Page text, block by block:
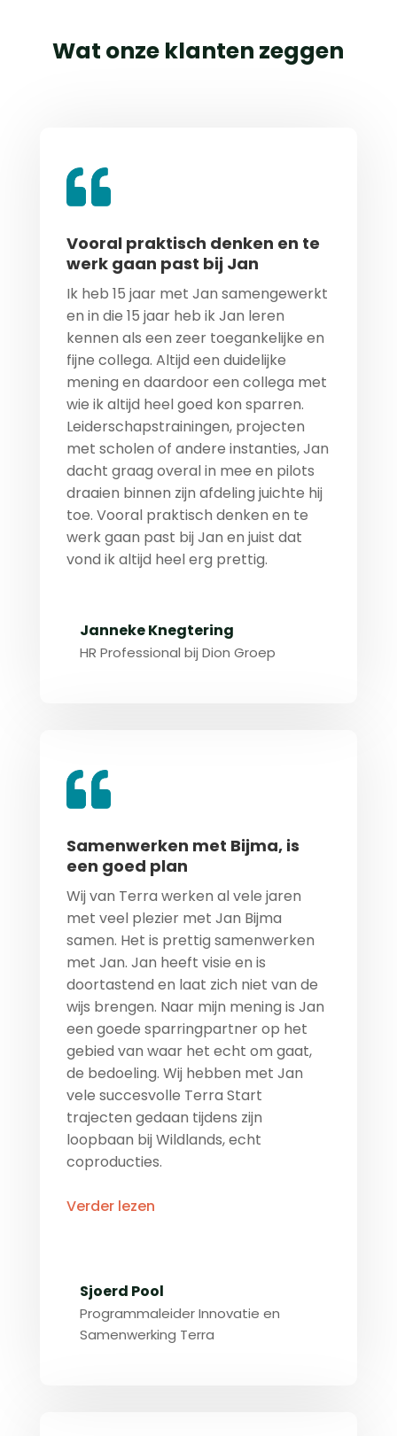
Wat onze klanten zeggen
Vooral praktisch denken en te
werk gaan past bij Jan
Ik heb 15 jaar met Jan samengewerkt
en in die 15 jaar heb ik Jan leren
kennen als een zeer toegankelijke en
fijne collega. Altijd een duidelijke
mening en daardoor een collega met
wie ik altijd heel goed kon sparren.
Leiderschapstrainingen, projecten
met scholen of andere instanties, Jan
dacht graag overal in mee en pilots
draaien binnen zijn afdeling juichte hij
toe. Vooral praktisch denken en te
werk gaan past bij Jan en juist dat
vond ik altijd heel erg prettig.
Janneke Knegtering
HR Professional bij Dion Groep
Samenwerken met Bijma, is
een goed plan
Wij van Terra werken al vele jaren
met veel plezier met Jan Bijma
samen. Het is prettig samenwerken
met Jan. Jan heeft visie en is
doortastend en laat zich niet van de
wijs brengen. Naar mijn mening is Jan
een goede sparringpartner op het
gebied van waar het echt om gaat,
de bedoeling. Wij hebben met Jan
vele succesvolle Terra Start
trajecten gedaan tijdens zijn
loopbaan bij Wildlands, echt
coproducties.
Verder lezen
Sjoerd Pool
Programmaleider Innovatie en
Samenwerking Terra